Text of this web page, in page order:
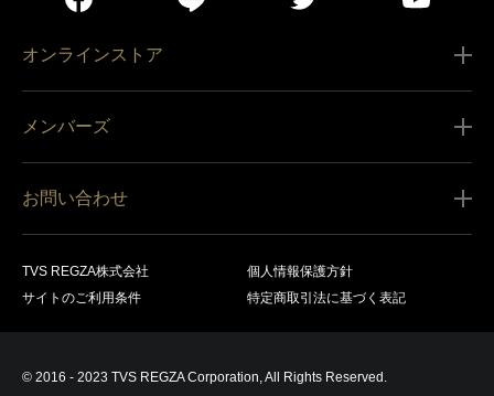
オンラインストア
営業日カレンダー
メンバーズ
会員規約
商品登録
お問い合わせ
TVS REGZA株式会社
個人情報保護方針
サイトのご利用条件
特定商取引法に基づく表記
© 2016 - 2023 TVS REGZA Corporation, All Rights Reserved.